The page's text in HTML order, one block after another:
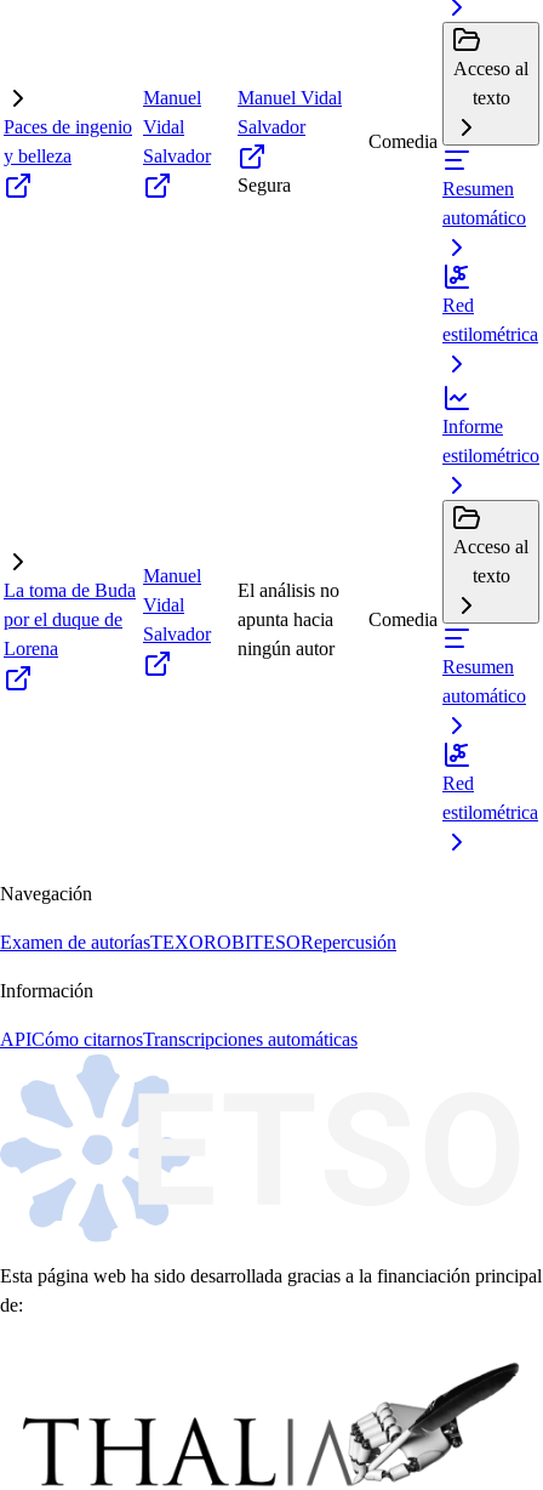
Paces de ingenio
y belleza
Manuel
Vidal
Salvador
Manuel Vidal
Salvador
Segura
Comedia
Acceso al
texto
Resumen
automático
Red
estilométrica
La toma de Buda
por el duque de
Lorena
Manuel
Vidal
Salvador
El análisis no
apunta hacia
ningún autor
Comedia
Informe
estilométrico
Acceso al
texto
Resumen
automático
Red
estilométrica
Navegación
Examen de autoríasTEXOROBITESORepercusión
Información
APICómo citarnosTranscripciones automáticas
Esta página web ha sido desarrollada gracias a la financiación principal
de: